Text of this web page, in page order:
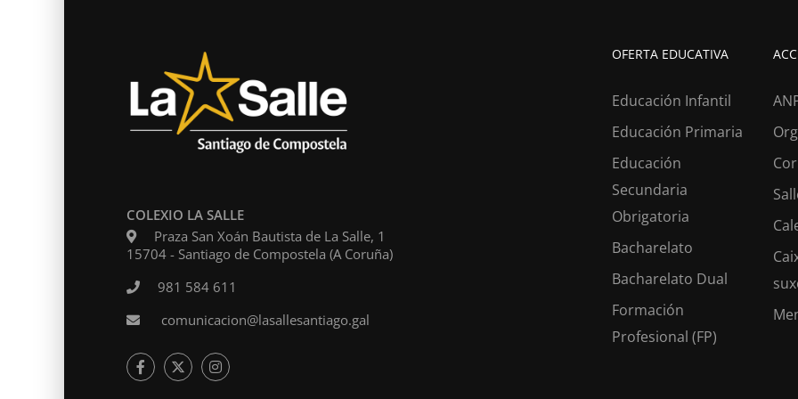
COLEXIO LA SALLE
Praza San Xoán Bautista de La Salle, 1
15704 - Santiago de Compostela (A Coruña)
981 584 611
comunicacion@lasallesantiago.gal
OFERTA EDUCATIVA
Educación Infantil
Educación Primaria
Educación
Secundaria
Obrigatoria
Bacharelato
Bacharelato Dual
Formación
Profesional (FP)
ESTÁS A BUSCAR
Levamos desde 1953 facendo do teufuturoo noso